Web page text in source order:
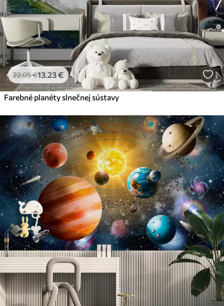
22.05€13.23€
Farebné planéty slnečnej sústavy